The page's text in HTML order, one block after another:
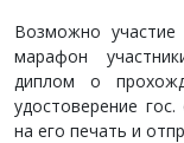
Возможно
марафон
диплом о
удостоверение
на его печать и